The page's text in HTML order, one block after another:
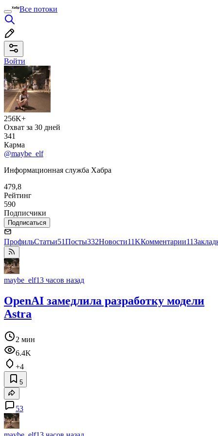
Все потоки
Войти
256K+
Охват за 30 дней
341
Карма
@maybe_elf
Информационная служба Хабра
479,8
Рейтинг
590
Подписчики
Подписаться
ПрофильСтатьи51Посты332Новости11KКомментарии11
maybe_elf13 часов назад
OpenAI замедлила разработку модели
Astra
2 мин
6.4K
+4
5
53